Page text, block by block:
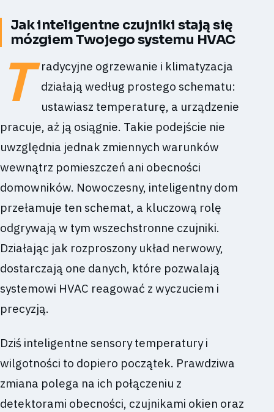
Jak inteligentne czujniki stają się
mózgiem Twojego systemu HVAC
T
radycyjne ogrzewanie i klimatyzacja
działają według prostego schematu:
ustawiasz temperaturę, a urządzenie
pracuje, aż ją osiągnie. Takie podejście nie
uwzględnia jednak zmiennych warunków
wewnątrz pomieszczeń ani obecności
domowników. Nowoczesny, inteligentny dom
przełamuje ten schemat, a kluczową rolę
odgrywają w tym wszechstronne czujniki.
Działając jak rozproszony układ nerwowy,
dostarczają one danych, które pozwalają
systemowi HVAC reagować z wyczuciem i
precyzją.
Dziś inteligentne sensory temperatury i
wilgotności to dopiero początek. Prawdziwa
zmiana polega na ich połączeniu z
detektorami obecności, czujnikami okien oraz